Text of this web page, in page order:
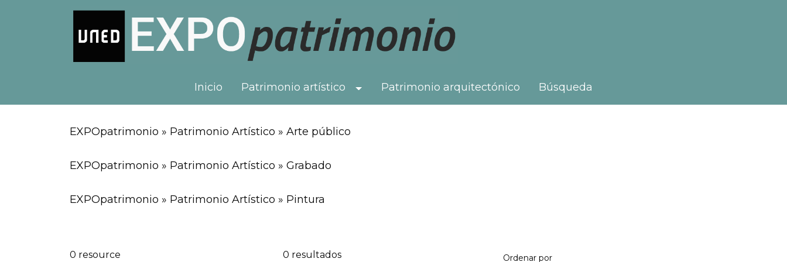
Inicio Patrimonio artístico Toggle Dropdown
Patrimonio arquitectónico Búsqueda
EXPOpatrimonio » Patrimonio Artístico » Arte público
EXPOpatrimonio » Patrimonio Artístico » Grabado
EXPOpatrimonio » Patrimonio Artístico » Pintura
0 resource 0 resultados Ordenar por